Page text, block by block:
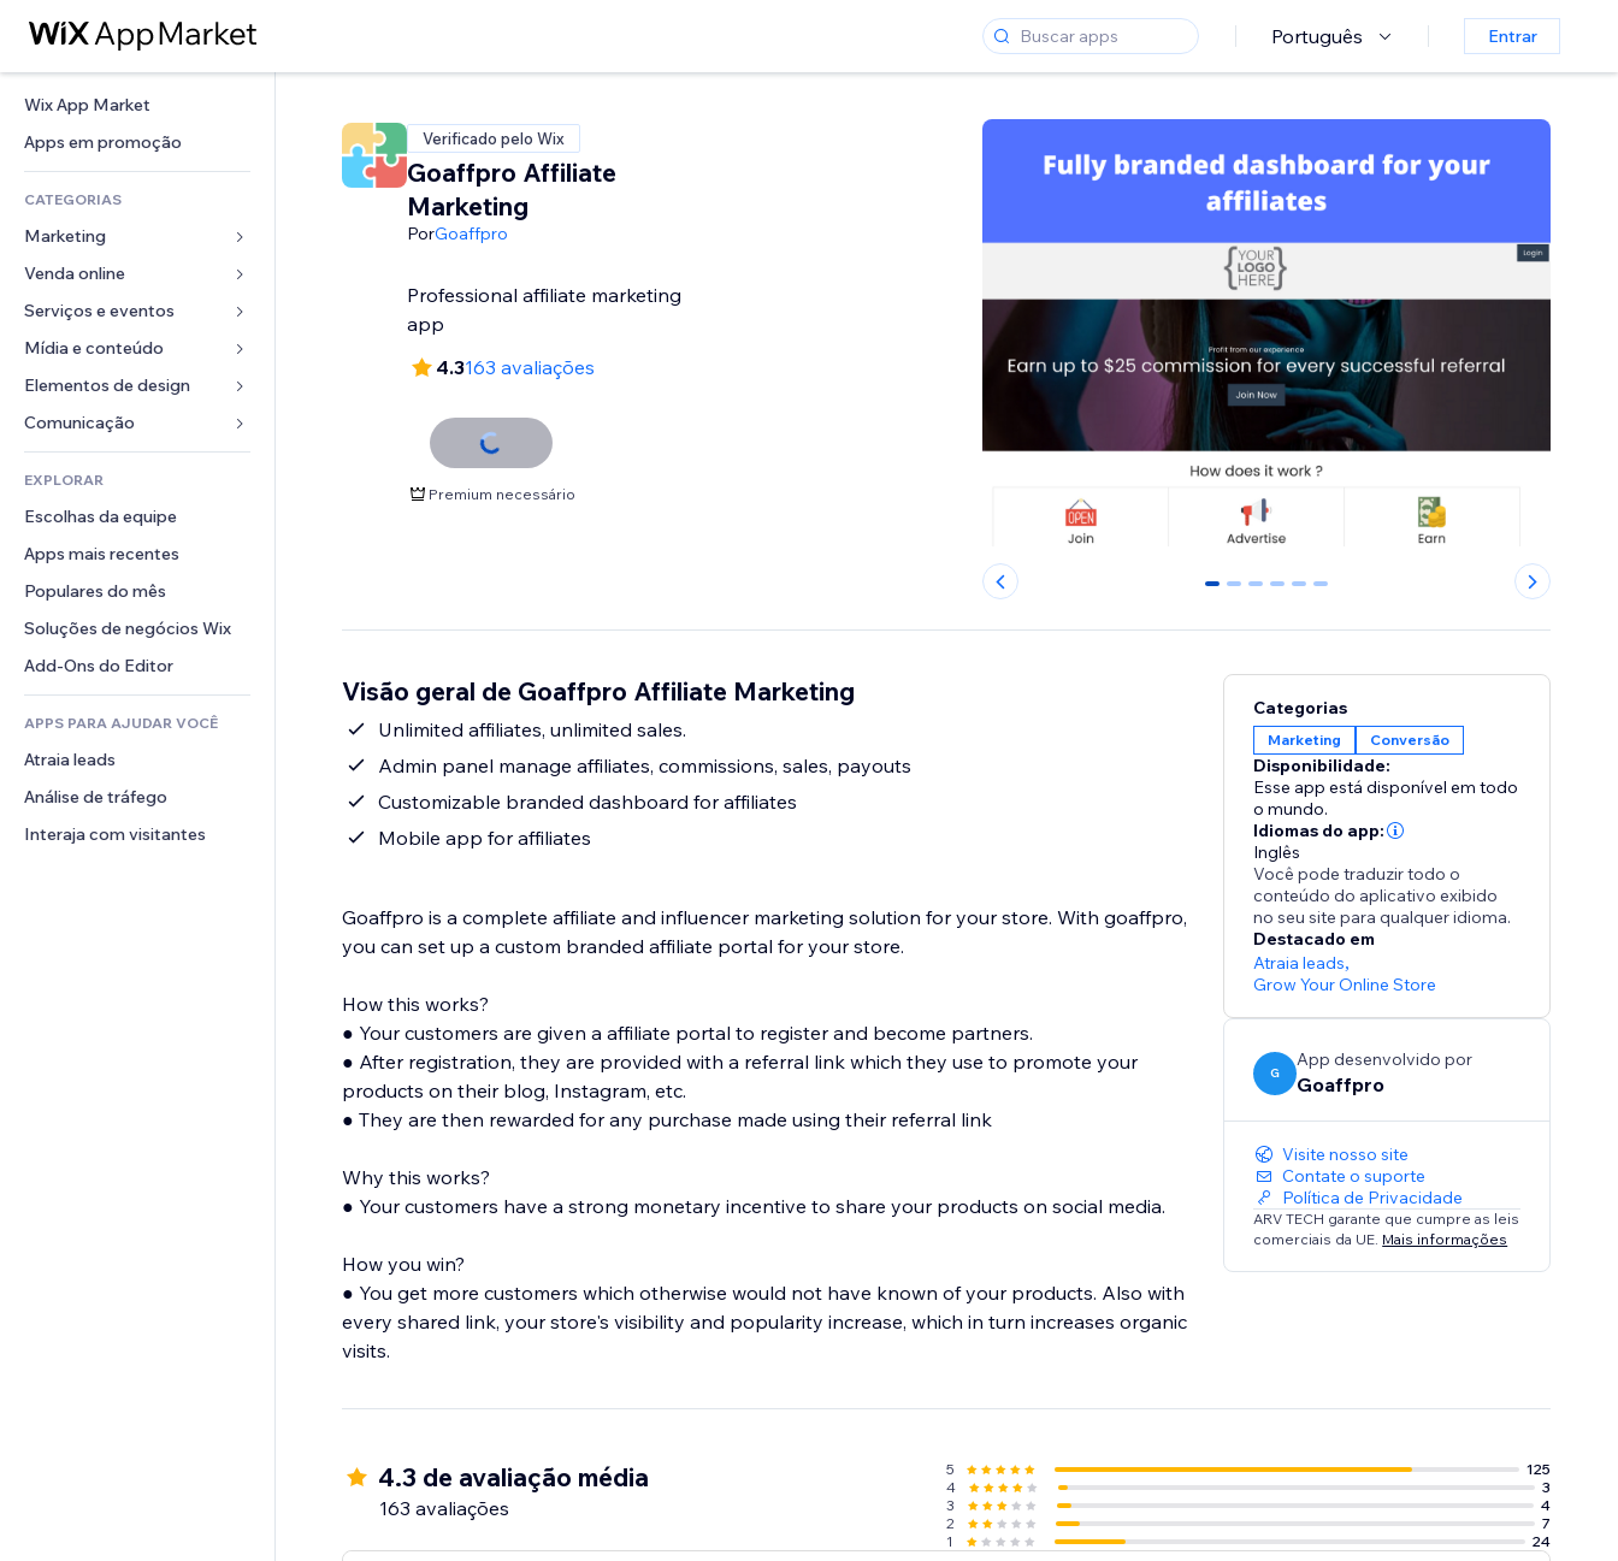
Português Entrar
Wix App Market
Apps em promoção
CATEGORIAS
Marketing
Anúncios
Mobile
Análises
Listas do site
Email
Venda online
Apps para lojas
Frete e entrega
Botões de venda
Contabilidade
Cupons e fidelidade
Soluções de armazenamento
Serviços e eventos
Hotéis
Eventos
Restaurantes
Imobiliária
Meus agendamentos
Mídia e conteúdo
Galeria
Músicas
Podcasts
Fotografia
Vídeo
PDF
Compartilhamento de arquivos
Notícias
Elementos de design
Mapas e navegação
Privacidade e segurança
Relógio
Templates de página
Efeitos de imagem
Botões e menus
Banners e selos
Calculadoras
Busca
Previsão do tempo
Tabelas e gráficos
Formulários
Enquetes
Chat
Comentários
Telefone
Comunidade
Avaliações e depoimentos
CRM
EXPLORAR
Escolhas da equipe
Apps mais recentes
Populares do mês
Soluções de negócios Wix
Add-Ons do Editor
APPS PARA AJUDAR VOCÊ
Atraia leads
Análise de tráfego
Interaja com visitantes
Verificado pelo Wix
Goaffpro Affiliate
Marketing
PorGoaffpro
Professional affiliate marketing
app
4.3163 avaliações
Premium necessário
0 1 2 3 4 5
Visão geral de Goaffpro Affiliate Marketing
Unlimited affiliates, unlimited sales.
Admin panel manage affiliates, commissions, sales, payouts
Customizable branded dashboard for affiliates
Mobile app for affiliates
Goaffpro is a complete affiliate and influencer marketing solution for your store. With goaffpro,
you can set up a custom branded affiliate portal for your store.
How this works?
● Your customers are given a affiliate portal to register and become partners.
● After registration, they are provided with a referral link which they use to promote your
products on their blog, Instagram, etc.
● They are then rewarded for any purchase made using their referral link
Why this works?
● Your customers have a strong monetary incentive to share your products on social media.
How you win?
● You get more customers which otherwise would not have known of your products. Also with
every shared link, your store's visibility and popularity increase, which in turn increases organic
visits.
Categorias
Marketing Conversão
Disponibilidade:
Esse app está disponível em todo
o mundo.
Idiomas do app:
Inglês
Você pode traduzir todo o
conteúdo do aplicativo exibido
no seu site para qualquer idioma.
Destacado em
Atraia leads,
Grow Your Online Store
G
App desenvolvido por
Goaffpro
Visite nosso site
Contate o suporte
Política de Privacidade
ARV TECH garante que cumpre as leis
comerciais da UE. Mais informações
4.3 de avaliação média
163 avaliações
5
125
4
3
3
4
2
7
1
24